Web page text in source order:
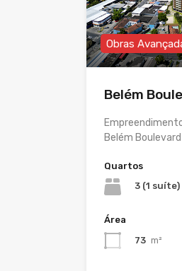
Obras
Belém
Belém
Quartos
3 (1 suíte)
Área
73 m²